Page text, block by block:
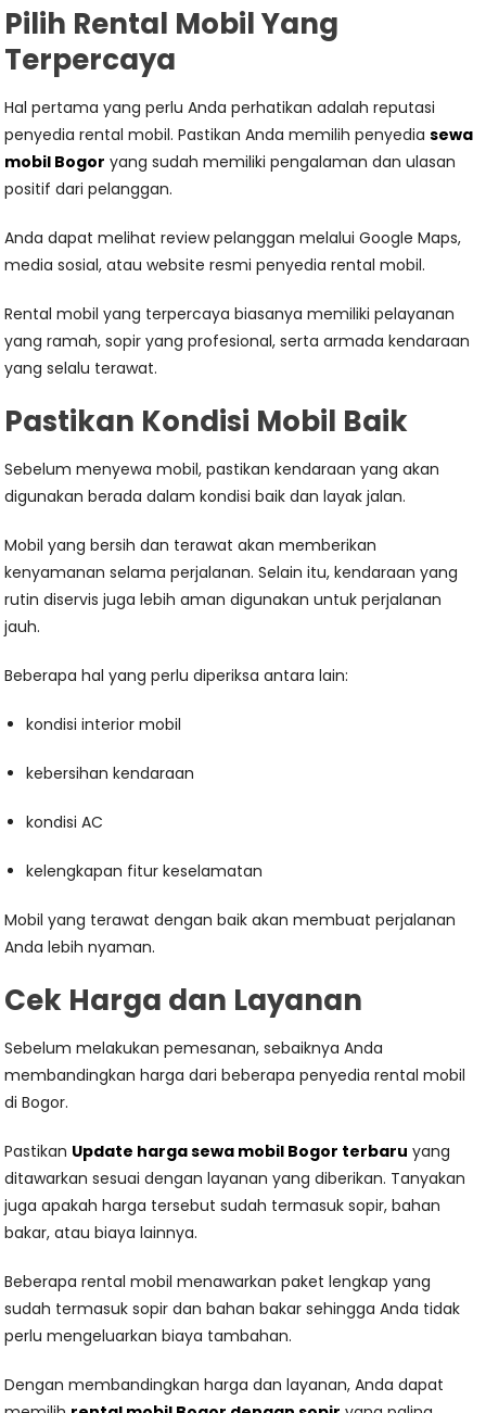
Pilih Rental Mobil Yang
Terpercaya
Hal pertama yang perlu Anda perhatikan adalah reputasi
penyedia rental mobil. Pastikan Anda memilih penyediasewa
mobil Bogor yang sudah memiliki pengalaman dan ulasan
positif dari pelanggan.
Anda dapat melihat review pelanggan melalui Google Maps,
media sosial, atau website resmi penyedia rental mobil.
Rental mobil yang terpercaya biasanya memiliki pelayanan
yang ramah, sopir yang profesional, serta armada kendaraan
yang selalu terawat.
Pastikan Kondisi Mobil Baik
Sebelum menyewa mobil, pastikan kendaraan yang akan
digunakan berada dalam kondisi baik dan layak jalan.
Mobil yang bersih dan terawat akan memberikan
kenyamanan selama perjalanan. Selain itu, kendaraan yang
rutin diservis juga lebih aman digunakan untuk perjalanan
jauh.
Beberapa hal yang perlu diperiksa antara lain:
kondisi interior mobil
kebersihan kendaraan
kondisi AC
kelengkapan fitur keselamatan
Mobil yang terawat dengan baik akan membuat perjalanan
Anda lebih nyaman.
Cek Harga dan Layanan
Sebelum melakukan pemesanan, sebaiknya Anda
membandingkan harga dari beberapa penyedia rental mobil
di Bogor.
Pastikan Update harga sewa mobil Bogor terbaru yang
ditawarkan sesuai dengan layanan yang diberikan. Tanyakan
juga apakah harga tersebut sudah termasuk sopir, bahan
bakar, atau biaya lainnya.
Beberapa rental mobil menawarkan paket lengkap yang
sudah termasuk sopir dan bahan bakar sehingga Anda tidak
perlu mengeluarkan biaya tambahan.
Dengan membandingkan harga dan layanan, Anda dapat